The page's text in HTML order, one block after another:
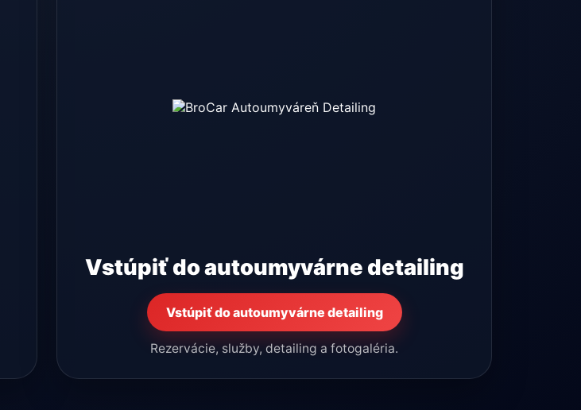
Vstúpiť do autoumyvárne detailing
Vstúpiť do autoumyvárne detailing
Rezervácie, služby, detailing a fotogaléria.